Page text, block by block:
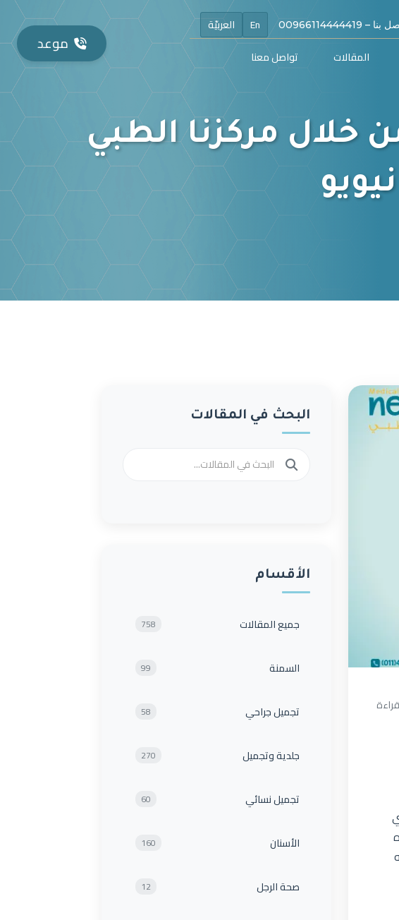
– 00966114444419
En
العربيّة
المقالات تواصل معنا
موعد
خلال مركزنا الطبي
البحث في المقالات
الأقسام
جميع المقالات 758
السمنة 99
تجميل جراحي 58
جلدية وتجميل 270
تجميل نسائي 60
الأسنان 160
صحة الرجل 12